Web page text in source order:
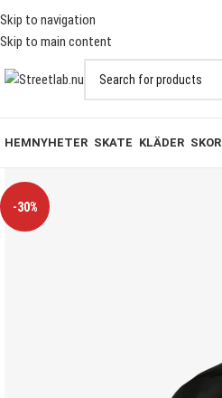
Skip to navigation
Skip to main content
BESTÄLLNINGAR ÖVER 1000KR
HEMNYHETER SKATE KLÄDER SKOR
-30%